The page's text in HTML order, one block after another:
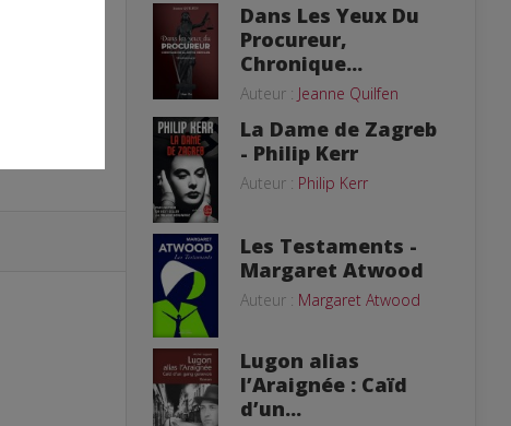
Dans Les Yeux Du
Procureur,
Chronique...
Auteur : Jeanne Quilfen
La Dame de Zagreb
- Philip Kerr
Auteur : Philip Kerr
Les Testaments -
Margaret Atwood
Auteur : Margaret Atwood
Lugon alias
l’Araignée : Caïd
d’un...